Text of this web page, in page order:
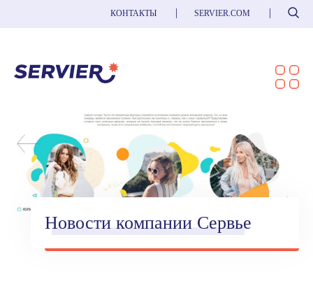
КОНТАКТЫ SERVIER.COM Поиск
Новости компании Сервье